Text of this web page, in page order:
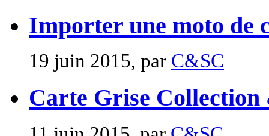
Importer une moto de
19 juin 2015, par C&SC
Carte Grise